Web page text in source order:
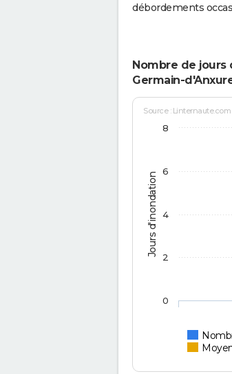
débordements
Nombre de
Germain-
Jours d'inondation
Source :
0
2
4
6
8